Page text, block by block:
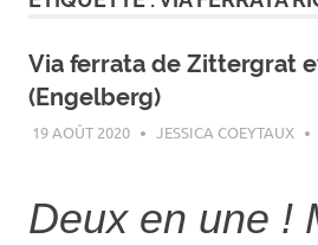
Via ferrata de Zittergrat
(Engelberg)
19 AOÛT 2020 JESSICA COEYTAUX
Deux en une !